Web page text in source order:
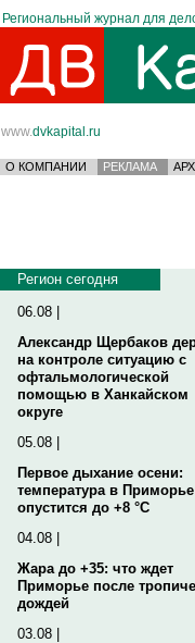
Региональный журнал для
www.dvkapital.ru
О КОМПАНИИ РЕКЛАМА
Регион сегодня
06.08 |
Александр Щербаков
на контроле ситуацию с
офтальмологической
помощью в Ханкайском
округе
05.08 |
Первое дыхание осени:
температура в Приморье
опустится до +8 °C
04.08 |
Жара до +35: что ждет
Приморье после
дождей
03.08 |